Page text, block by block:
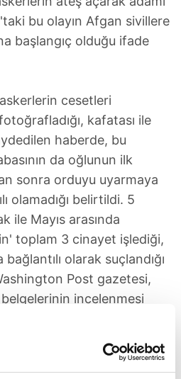
bu olayın Afgan sivillere
başlangıç olduğu ifade
cesetleri
kafatası ile
haberde, bu
da oğlunun ilk
sonra orduyu uyarmaya
olamadığı belirtildi. 5
ile Mayıs arasında
toplam 3 cinayet işlediği,
olarak suçlandığı
Post gazetesi,
incelenmesi
tüketen bu askerlerin esas
bu suçları işlediğinin